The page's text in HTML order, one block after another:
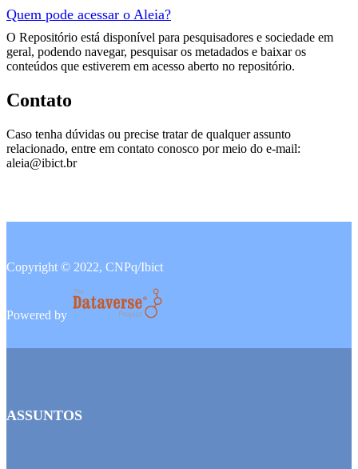
Quem pode acessar o Aleia?
O Repositório está disponível para pesquisadores e sociedade em
geral, podendo navegar, pesquisar os metadados e baixar os
conteúdos que estiverem em acesso aberto no repositório.
Contato
Caso tenha dúvidas ou precise tratar de qualquer assunto
relacionado, entre em contato conosco por meio do e-mail:
aleia@ibict.br
Copyright © 2022, CNPq/Ibict
Powered by
ASSUNTOS